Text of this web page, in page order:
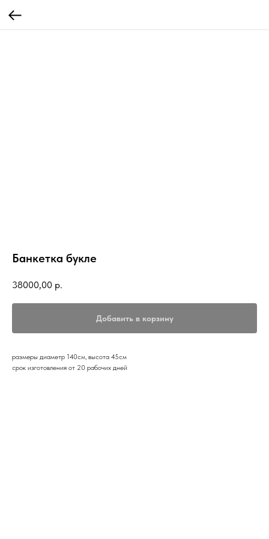
Банкетка букле
38000,00 р.
Добавить в корзину
размеры диаметр 140см, высота 45см
срок изготовления от 20 рабочих дней